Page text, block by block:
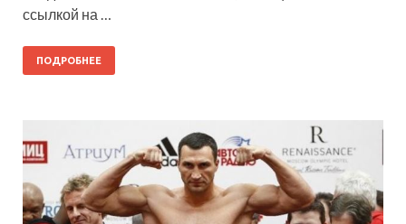
ссылкой на …
ПОДРОБНЕЕ